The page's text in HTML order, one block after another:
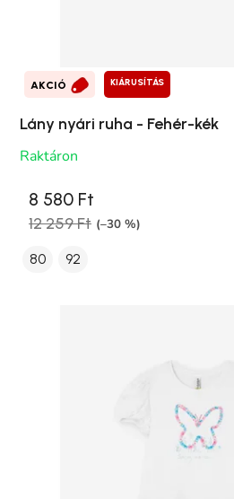
AKCIÓ KIÁRUSÍTÁS
Lány nyári ruha - Fehér-kék
Raktáron
8 580 Ft
12 259 Ft (–30 %)
80 92